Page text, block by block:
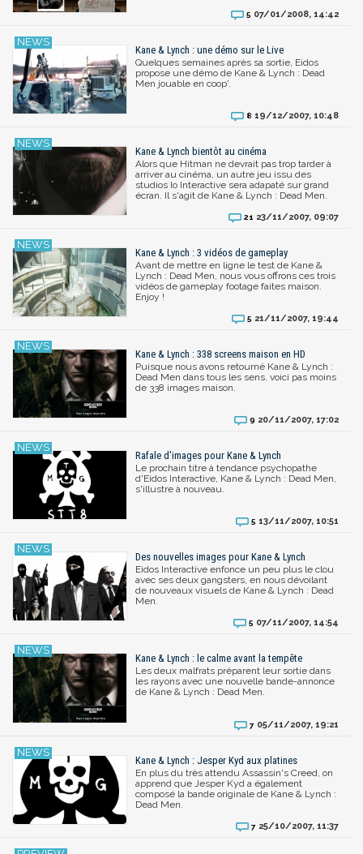
5 07/01/2008, 14:42
Kane & Lynch : une démo sur le Live
Quelques semaines après sa sortie, Eidos
propose une démo de Kane & Lynch : Dead
Men jouable en coop'.
8 19/12/2007, 10:48
Kane & Lynch bientôt au cinéma
Alors que Hitman ne devrait pas trop tarder à
arriver au cinéma, un autre jeu issu des
studios Io Interactive sera adapaté sur grand
écran. Il s'agit de Kane & Lynch : Dead Men.
21 23/11/2007, 09:07
Kane & Lynch : 3 vidéos de gameplay
Avant de mettre en ligne le test de Kane &
Lynch : Dead Men, nous vous offrons ces trois
vidéos de gameplay footage faites maison.
Enjoy !
5 21/11/2007, 19:44
Kane & Lynch : 338 screens maison en HD
Puisque nous avons retourné Kane & Lynch :
Dead Men dans tous les sens, voici pas moins
de 338 images maison.
9 20/11/2007, 17:02
Rafale d'images pour Kane & Lynch
Le prochain titre à tendance psychopathe
d'Eidos Interactive, Kane & Lynch : Dead Men,
s'illustre à nouveau.
5 13/11/2007, 10:51
Des nouvelles images pour Kane & Lynch
Eidos Interactive enfonce un peu plus le clou
avec ses deux gangsters, en nous dévoilant
de nouveaux visuels de Kane & Lynch : Dead
Men.
5 07/11/2007, 14:54
Kane & Lynch : le calme avant la tempête
Les deux malfrats préparent leur sortie dans
les rayons avec une nouvelle bande-annonce
de Kane & Lynch : Dead Men.
7 05/11/2007, 19:21
Kane & Lynch : Jesper Kyd aux platines
En plus du très attendu Assassin's Creed, on
apprend que Jesper Kyd a également
composé la bande originale de Kane & Lynch :
Dead Men.
7 25/10/2007, 11:37